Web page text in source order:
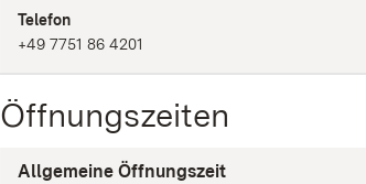
Telefon
+49 7751 86 4201
Öffnungszeiten
Allgemeine Öffnungszeit